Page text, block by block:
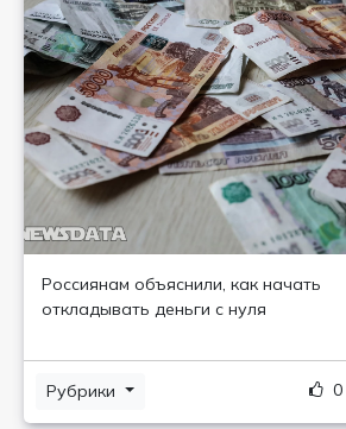
Россиянам объяснили, как начать
откладывать деньги с нуля
Рубрики 0